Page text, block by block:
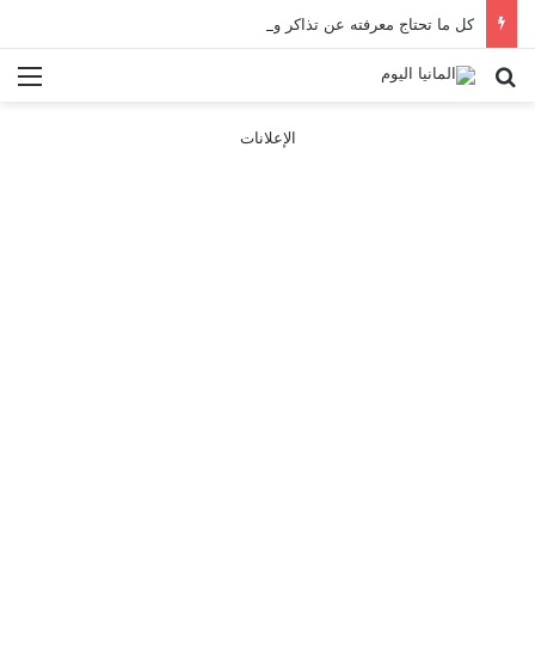
كل ما تحتاج معرفته عن تذاكر ووسائل النقل في باريس 2025
بحث عن
الإعلانات